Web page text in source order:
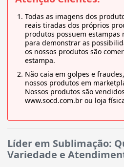
Todas as imagens dos
reais tiradas dos próprios
produtos possuem
para demonstrar as
os nossos produtos são
estampa.
Não caia em golpes e
nossos produtos em
Nossos produtos são
www.socd.com.br ou loja
Líder em Sublimação:
Variedade e